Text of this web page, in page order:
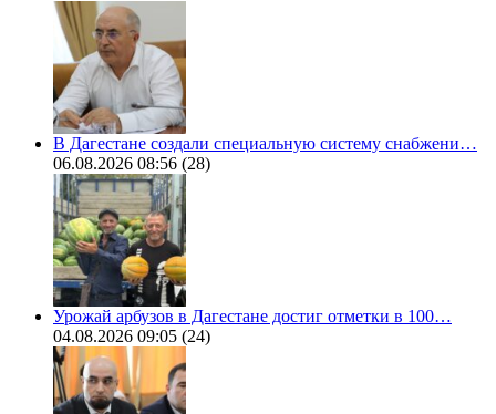
В Дагестане создали специальную систему снабжени…
06.08.2026 08:56 (28)
Урожай арбузов в Дагестане достиг отметки в 100…
04.08.2026 09:05 (24)